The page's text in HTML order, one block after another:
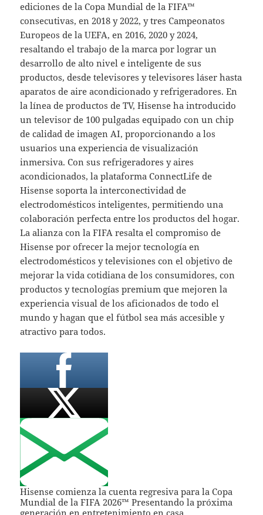
ediciones de la Copa Mundial de la FIFA™
consecutivas, en 2018 y 2022, y tres Campeonatos
Europeos de la UEFA, en 2016, 2020 y 2024,
resaltando el trabajo de la marca por lograr un
desarrollo de alto nivel e inteligente de sus
productos, desde televisores y televisores láser hasta
aparatos de aire acondicionado y refrigeradores. En
la línea de productos de TV, Hisense ha introducido
un televisor de 100 pulgadas equipado con un chip
de calidad de imagen AI, proporcionando a los
usuarios una experiencia de visualización
inmersiva. Con sus refrigeradores y aires
acondicionados, la plataforma ConnectLife de
Hisense soporta la interconectividad de
electrodomésticos inteligentes, permitiendo una
colaboración perfecta entre los productos del hogar.
La alianza con la FIFA resalta el compromiso de
Hisense por ofrecer la mejor tecnología en
electrodomésticos y televisiones con el objetivo de
mejorar la vida cotidiana de los consumidores, con
productos y tecnologías premium que mejoren la
experiencia visual de los aficionados de todo el
mundo y hagan que el fútbol sea más accesible y
atractivo para todos.
Hisense comienza la cuenta regresiva para la Copa
Mundial de la FIFA 2026™ Presentando la próxima
generación en entretenimiento en casa